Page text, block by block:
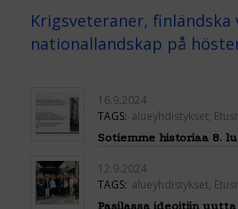
Krigsveteraner, finländska
nationallandskap på
16.9.2024
TAGS: alueyhdistykset,
Sotiemme historiaa 8.
12.9.2024
TAGS: alueyhdistykset,
Pasilassa ideoitiin